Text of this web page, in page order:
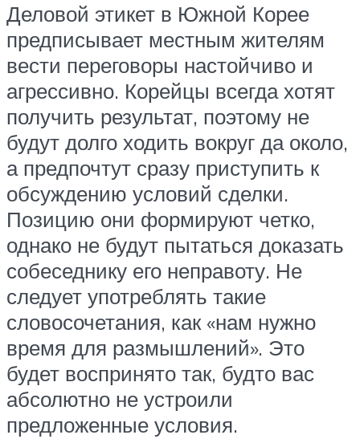
Деловой этикет в Южной Корее
предписывает местным жителям
вести переговоры настойчиво и
агрессивно. Корейцы всегда хотят
получить результат, поэтому не
будут долго ходить вокруг да около,
а предпочтут сразу приступить к
обсуждению условий сделки.
Позицию они формируют четко,
однако не будут пытаться доказать
собеседнику его неправоту. Не
следует употреблять такие
словосочетания, как «нам нужно
время для размышлений». Это
будет воспринято так, будто вас
абсолютно не устроили
предложенные условия.